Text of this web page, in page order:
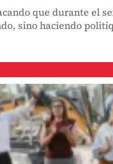
que durante el
sino haciendo